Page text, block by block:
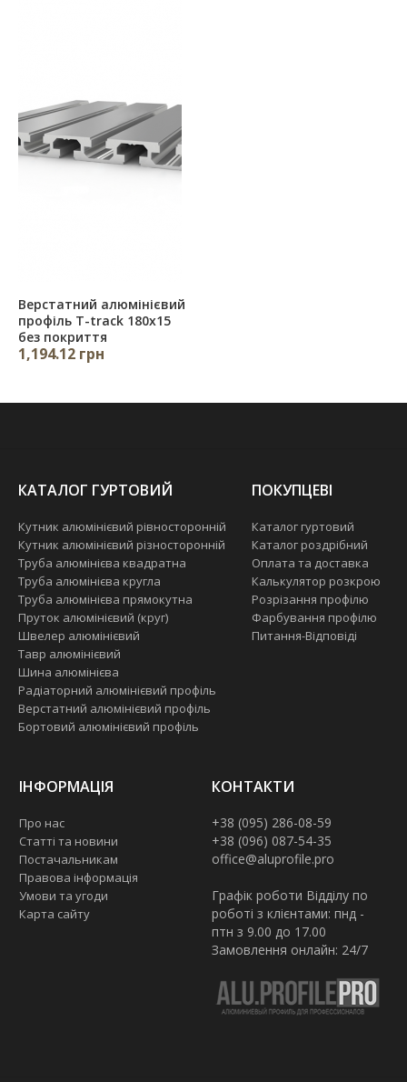
Верстатний алюмінієвий
профіль T-track 180х15
без покриття
1,194.12 грн
КАТАЛОГ ГУРТОВИЙ
Кутник алюмінієвий рівносторонній
Кутник алюмінієвий різносторонній
Труба алюмінієва квадратна
Труба алюмінієва кругла
Труба алюмінієва прямокутна
Пруток алюмінієвий (круг)
Швелер алюмінієвий
Тавр алюмінієвий
Шина алюмінієва
Радіаторний алюмінієвий профіль
Верстатний алюмінієвий профіль
Бортовий алюмінієвий профіль
ПОКУПЦЕВІ
Каталог гуртовий
Каталог роздрібний
Оплата та доставка
Калькулятор розкрою
Розрізання профілю
Фарбування профілю
Питання-Відповіді
ІНФОРМАЦІЯ
Про нас
Статті та новини
Постачальникам
Правова інформація
Умови та угоди
Карта сайту
КОНТАКТИ
+38 (095) 286-08-59
+38 (096) 087-54-35
office@aluprofile.pro
Графік роботи Відділу по
роботі з клієнтами: пнд -
птн з 9.00 до 17.00
Замовлення онлайн: 24/7